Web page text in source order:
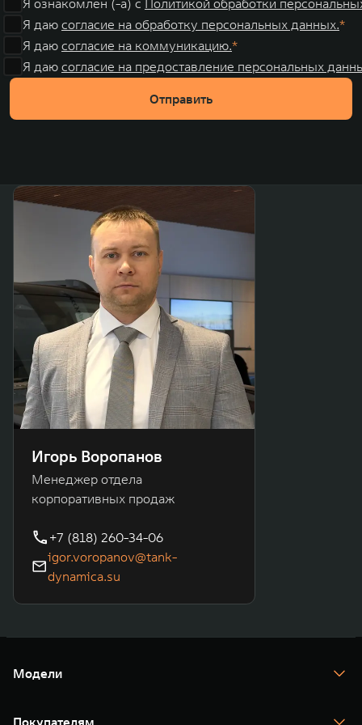
Я ознакомлен (-а) с
Политикой обработки
Я даю согласие на обработку персональных данных.
Я даю согласие на коммуникацию.
Я даю согласие на предоставление персональных
Отправить
Игорь Воропанов
Менеджер отдела
корпоративных продаж
+7 (818) 260-34-06
igor.voropanov@tank-
dynamica.su
Модели
TANK 400
Покупателям